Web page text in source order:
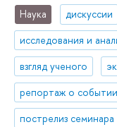
Наука
дискуссии
исследования и
взгляд ученого
репортаж о событии
пострелиз семинара